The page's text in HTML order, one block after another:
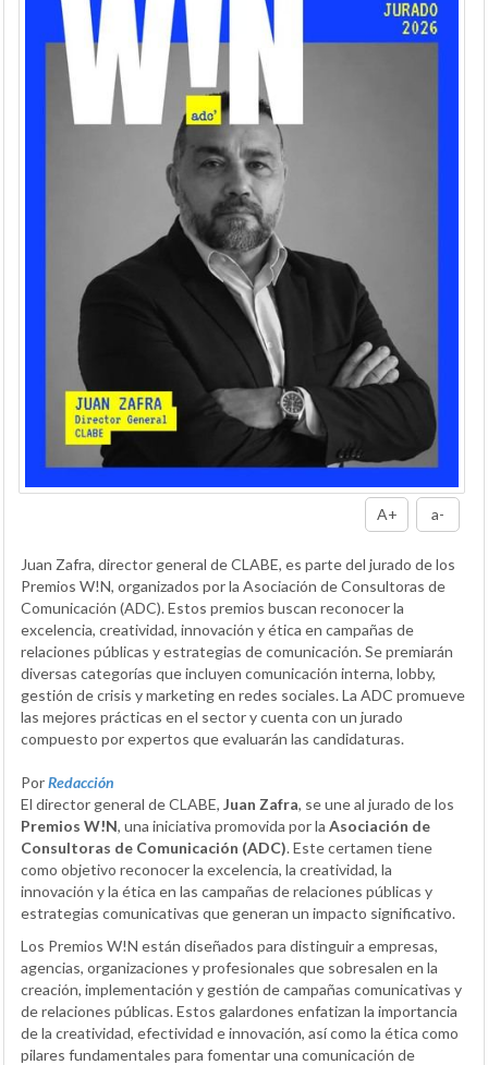
A+ a-
Juan Zafra, director general de CLABE, es parte del jurado de los
Premios W!N, organizados por la Asociación de Consultoras de
Comunicación (ADC). Estos premios buscan reconocer la
excelencia, creatividad, innovación y ética en campañas de
relaciones públicas y estrategias de comunicación. Se premiarán
diversas categorías que incluyen comunicación interna, lobby,
gestión de crisis y marketing en redes sociales. La ADC promueve
las mejores prácticas en el sector y cuenta con un jurado
compuesto por expertos que evaluarán las candidaturas.
PorRedacción
El director general de CLABE, Juan Zafra, se une al jurado de los
Premios W!N, una iniciativa promovida por la Asociación de
Consultoras de Comunicación (ADC). Este certamen tiene
como objetivo reconocer la excelencia, la creatividad, la
innovación y la ética en las campañas de relaciones públicas y
estrategias comunicativas que generan un impacto significativo.
Los Premios W!N están diseñados para distinguir a empresas,
agencias, organizaciones y profesionales que sobresalen en la
creación, implementación y gestión de campañas comunicativas y
de relaciones públicas. Estos galardones enfatizan la importancia
de la creatividad, efectividad e innovación, así como la ética como
pilares fundamentales para fomentar una comunicación de